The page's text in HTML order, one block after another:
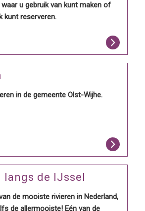
u gebruik van kunt maken of
kunt reserveren.
in de gemeente Olst-Wijhe.
langs de IJssel
de mooiste rivieren in Nederland,
de allermooiste! Eén van de